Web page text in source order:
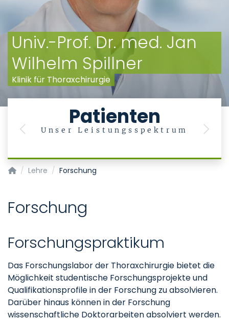
Univ.-Prof. Dr. med. Jan
Wilhelm Spillner
Klinik für Thoraxchirurgie
Patienten
Unser Leistungsspektrum
Previous Next
Klinik für Thoraxchirurgie
Lehre Forschung
Forschung
Forschungspraktikum
Das Forschungslabor der Thoraxchirurgie bietet die
Möglichkeit studentische Forschungsprojekte und
Qualifikationsprofile in der Forschung zu absolvieren.
Darüber hinaus können in der Forschung
wissenschaftliche Doktorarbeiten absolviert werden.